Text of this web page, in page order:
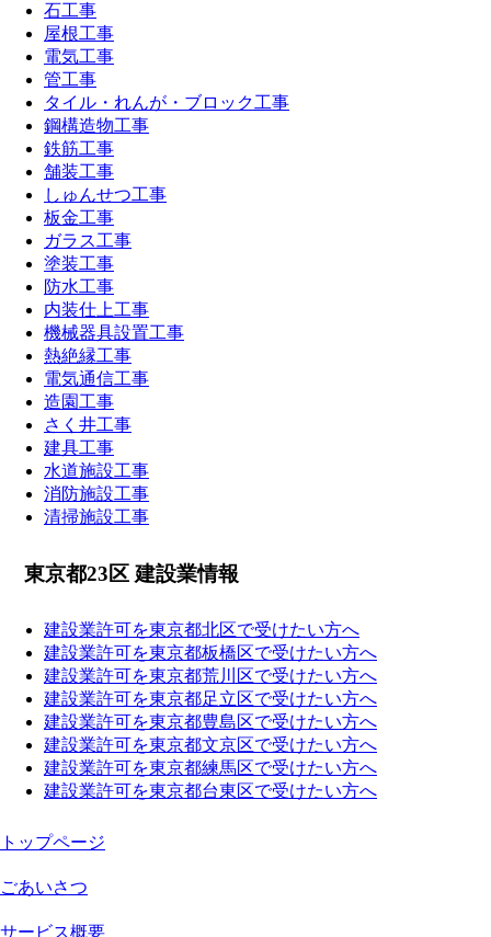
石工事
屋根工事
電気工事
管工事
タイル・れんが・ブロック工事
鋼構造物工事
鉄筋工事
舗装工事
しゅんせつ工事
板金工事
ガラス工事
塗装工事
防水工事
内装仕上工事
機械器具設置工事
熱絶縁工事
電気通信工事
造園工事
さく井工事
建具工事
水道施設工事
消防施設工事
清掃施設工事
東京都23区 建設業情報
建設業許可を東京都北区で受けたい方へ
建設業許可を東京都板橋区で受けたい方へ
建設業許可を東京都荒川区で受けたい方へ
建設業許可を東京都足立区で受けたい方へ
建設業許可を東京都豊島区で受けたい方へ
建設業許可を東京都文京区で受けたい方へ
建設業許可を東京都練馬区で受けたい方へ
建設業許可を東京都台東区で受けたい方へ
トップページ
ごあいさつ
サービス概要